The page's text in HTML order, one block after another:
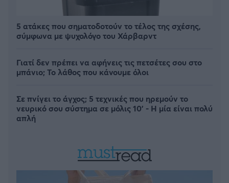
5 ατάκες που σηματοδοτούν το τέλος της σχέσης,
σύμφωνα με ψυχολόγο του Χάρβαρντ
Γιατί δεν πρέπει να αφήνεις τις πετσέτες σου στο
μπάνιο; Το λάθος που κάνουμε όλοι
Σε πνίγει το άγχος; 5 τεχνικές που ηρεμούν το
νευρικό σου σύστημα σε μόλις 10' - Η μία είναι πολύ
απλή